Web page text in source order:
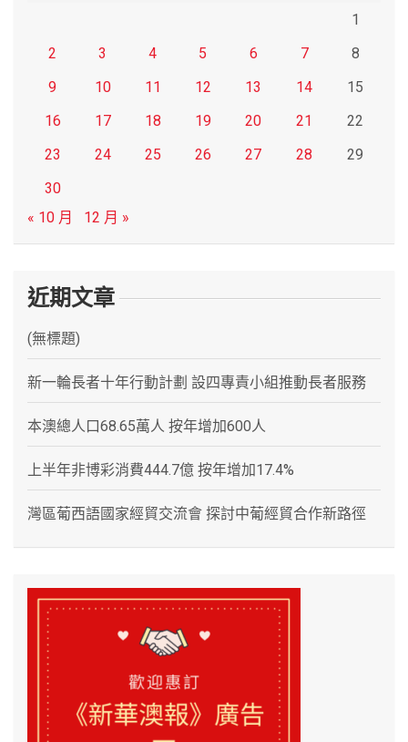
1
2
3 4 5 6 7
8
9
10 11 12 13 14
15
16
17 18 19 20 21
22
23
24 25 26 27 28
29
30
« 10 月
12 月 »
近期文章
(無標題)
新一輪長者十年行動計劃 設四專責小組推動長者服務
本澳總人口68.65萬人 按年增加600人
上半年非博彩消費444.7億 按年增加17.4%
灣區葡西語國家經貿交流會 探討中葡經貿合作新路徑